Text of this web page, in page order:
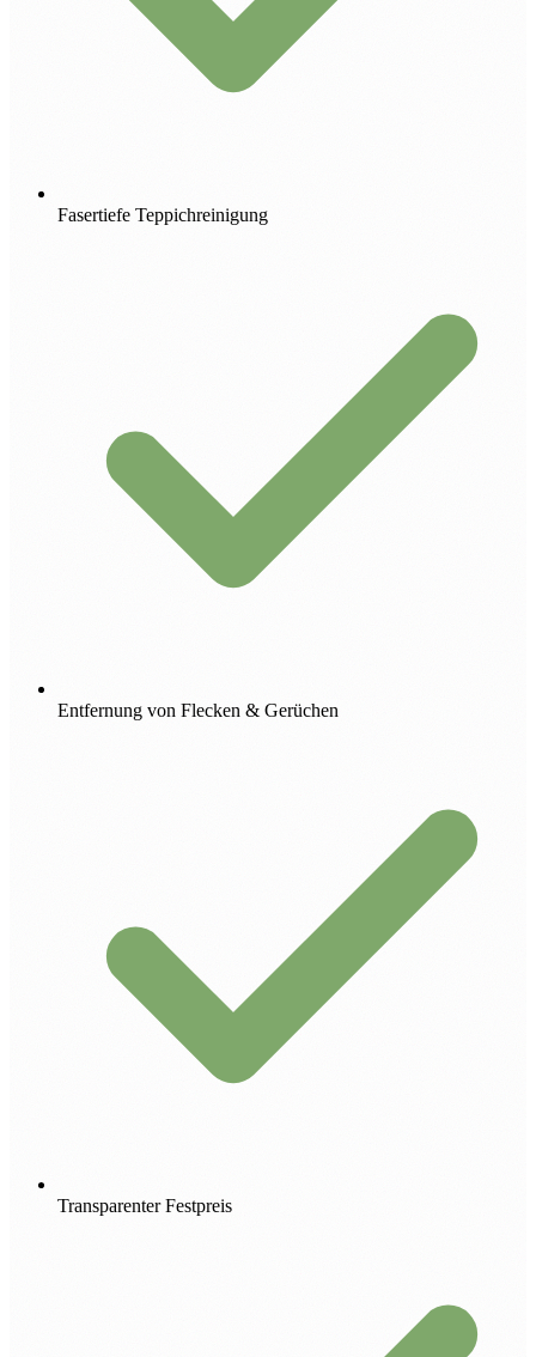
Fasertiefe Teppichreinigung
Entfernung von Flecken & Gerüchen
Transparenter Festpreis